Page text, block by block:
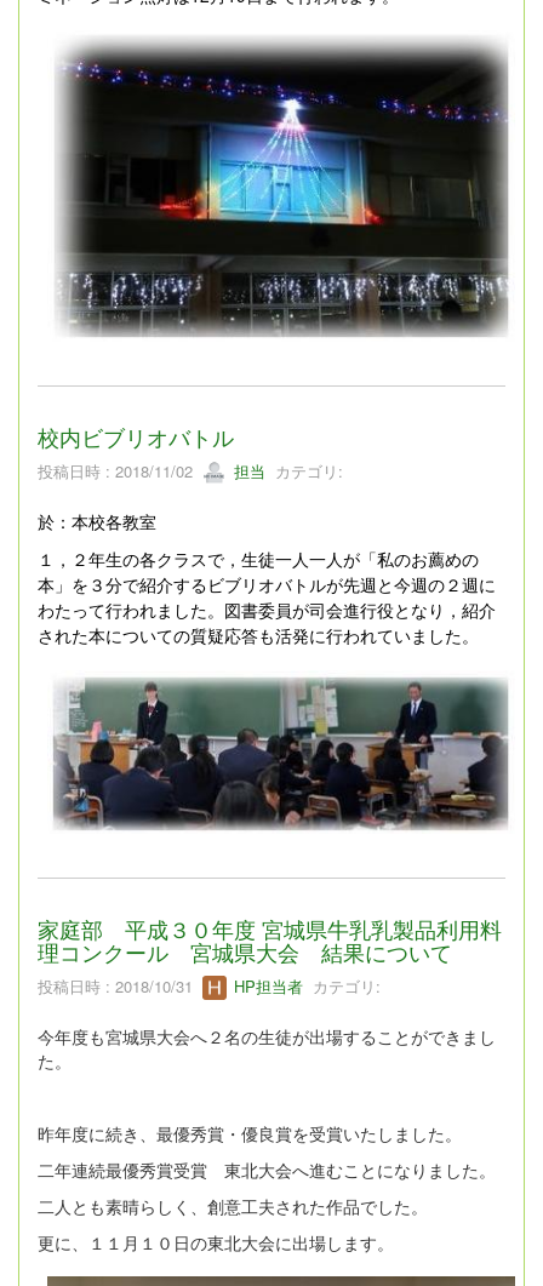
校内ビブリオバトル
投稿日時 : 2018/11/02 担当 カテゴリ:
於：本校各教室
１，２年生の各クラスで，生徒一人一人が「私のお薦めの
本」を３分で紹介するビブリオバトルが先週と今週の２週に
わたって行われました。図書委員が司会進行役となり，紹介
された本についての質疑応答も活発に行われていました。
家庭部 平成３０年度 宮城県牛乳乳製品利用料
理コンクール 宮城県大会 結果について
投稿日時 : 2018/10/31 HP担当者 カテゴリ:
今年度も宮城県大会へ２名の生徒が出場することができまし
た。
昨年度に続き、最優秀賞・優良賞を受賞いたしました。
二年連続最優秀賞受賞 東北大会へ進むことになりました。
二人とも素晴らしく、創意工夫された作品でした。
更に、１１月１０日の東北大会に出場します。